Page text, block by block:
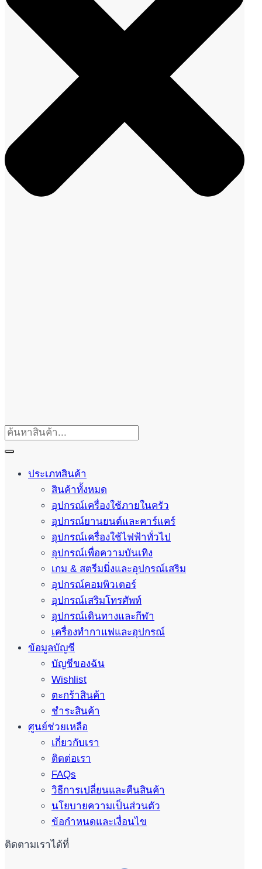
ประเภทสินค้า
สินค้าทั้งหมด
อุปกรณ์เครื่องใช้ภายในครัว
อุปกรณ์ยานยนต์และคาร์แคร์
อุปกรณ์เครื่องใช้ไฟฟ้าทั่วไป
อุปกรณ์เพื่อความบันเทิง
เกม & สตรีมมิ่งและอุปกรณ์เสริม
อุปกรณ์คอมพิวเตอร์
อุปกรณ์เสริมโทรศัพท์
อุปกรณ์เดินทางและกีฬา
เครื่องทำกาแฟและอุปกรณ์
ข้อมูลบัญชี
บัญชีของฉัน
Wishlist
ตะกร้าสินค้า
ชำระสินค้า
ศูนย์ช่วยเหลือ
เกี่ยวกับเรา
ติดต่อเรา
FAQs
วิธีการเปลี่ยนและคืนสินค้า
นโยบายความเป็นส่วนตัว
ข้อกำหนดและเงื่อนไข
ติดตามเราได้ที่